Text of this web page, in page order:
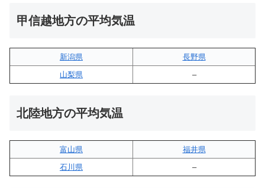
甲信越地方の平均気温
新潟県
長野県
山梨県
–
北陸地方の平均気温
富山県
福井県
石川県
–